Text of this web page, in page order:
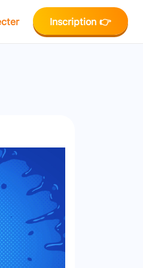
Inscription 👉